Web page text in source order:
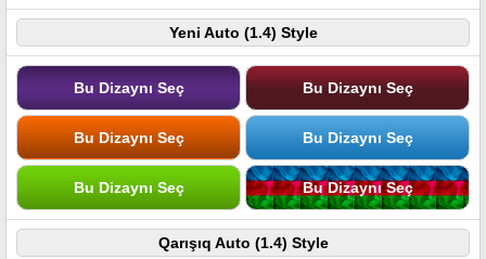
Yeni Auto (1.4) Style
Bu Dizaynı Seç Bu Dizaynı Seç
Bu Dizaynı Seç Bu Dizaynı Seç
Bu Dizaynı Seç Bu Dizaynı Seç
Qarışıq Auto (1.4) Style